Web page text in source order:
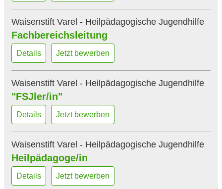
Pflegeheim Bloherfelde
Pflegeheim des oldenburgischen Generalfonds
Pflegeheim Haus Christa
Pflegesatzstelle
Seniorenresidenz Hundsmühlen
Solandis
Sophienstift Jever
Stiftungen
Tagespflege Sophienstift Jever
Tagesstätte Delta und Cafe Deltissima
Versorgungskasse Oldenburg
Von-Aldenburg-Schule
Waisenstift Varel - Heilpädagogische Jugendhilfe
Fachbereichsleitung
Details Jetzt bewerben
Waisenstift Varel - Heilpädagogische Jugendhilfe
"FSJler/in"
Details Jetzt bewerben
Waisenstift Varel - Heilpädagogische Jugendhilfe
Heilpädagoge/in
Details Jetzt bewerben